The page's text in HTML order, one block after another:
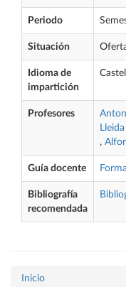
Periodo
Situación
Idioma de
impartición
Profesores
,
Guía docente
Bibliografía
recomendada
Inicio